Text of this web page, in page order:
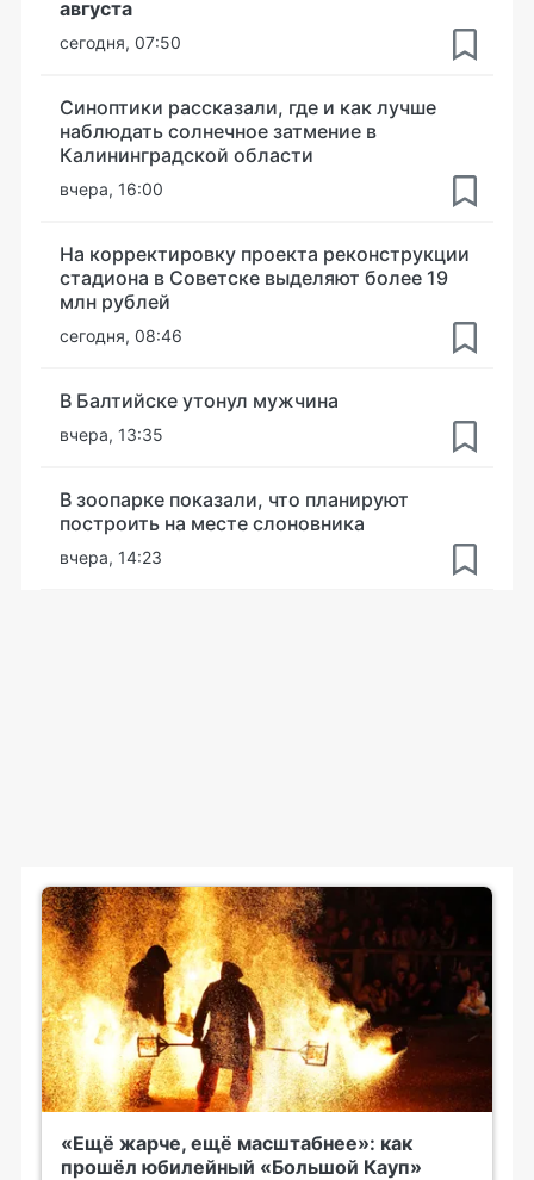
августа
сегодня, 07:50
Синоптики рассказали, где и как лучше
наблюдать солнечное затмение в
Калининградской области
вчера, 16:00
На корректировку проекта реконструкции
стадиона в Советске выделяют более 19
млн рублей
сегодня, 08:46
В Балтийске утонул мужчина
вчера, 13:35
В зоопарке показали, что планируют
построить на месте слоновника
вчера, 14:23
«Ещё жарче, ещё масштабнее»: как
прошёл юбилейный «Большой Кауп»